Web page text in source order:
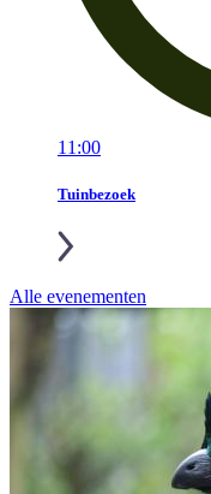
11:00
Tuinbezoek
Alle evenementen